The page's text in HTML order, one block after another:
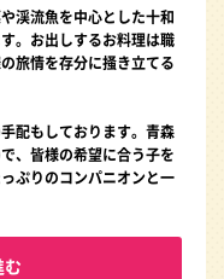
渓流魚を中心とした十和
。お出しするお料理は職
旅情を存分に掻き立てる
配もしております。青森
、皆様の希望に合う子を
ぷりのコンパニオンと一
む